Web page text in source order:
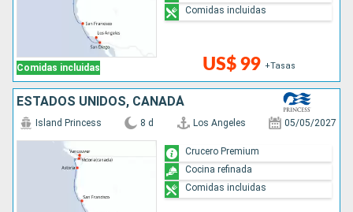
Comidas incluidas US$ 99 +Tasas
Comidas incluidas
ESTADOS UNIDOS, CANADÁ
Island Princess 8 d Los Angeles 05/05/2027
Crucero Premium
Cocina refinada
Comidas incluidas